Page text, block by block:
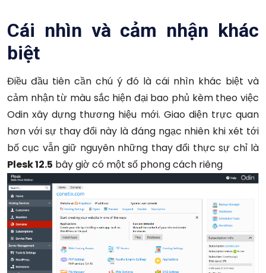
Cái nhìn và cảm nhận khác
biệt
Điều đầu tiên cần chú ý đó là cái nhìn khác biệt và
cảm nhận từ màu sắc hiện đại bao phủ kèm theo việc
Odin xây dựng thương hiệu mới. Giao diện trực quan
hơn với sự thay đổi này là đáng ngạc nhiên khi xét tới
bố cục vẫn giữ nguyên những thay đổi thực sự chỉ là
Plesk 12.5 bây giờ có một số phong cách riêng